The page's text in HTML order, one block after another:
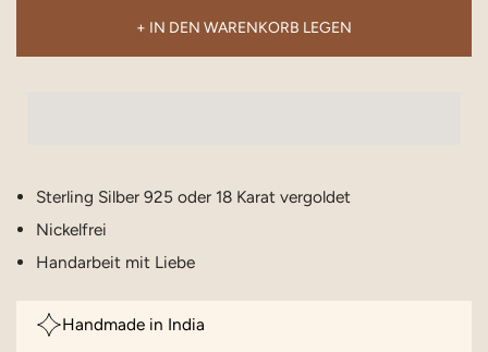
+ IN DEN WARENKORB LEGEN
Sterling Silber 925 oder 18 Karat vergoldet
Nickelfrei
Handarbeit mit Liebe
Handmade in India